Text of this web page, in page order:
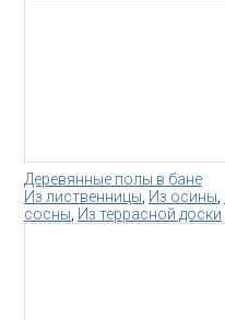
Деревянные полы в бане
Из лиственницы, Из осины,
сосны, Из террасной доски